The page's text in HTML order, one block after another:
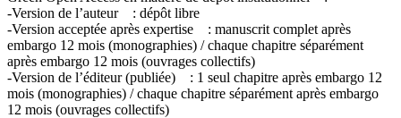
-Version de l’auteur : dépôt libre
-Version acceptée après expertise : manuscrit complet après
embargo 12 mois (monographies) / chaque chapitre séparément
après embargo 12 mois (ouvrages collectifs)
-Version de l’éditeur (publiée) : 1 seul chapitre après embargo 12
mois (monographies) / chaque chapitre séparément après embargo
12 mois (ouvrages collectifs)